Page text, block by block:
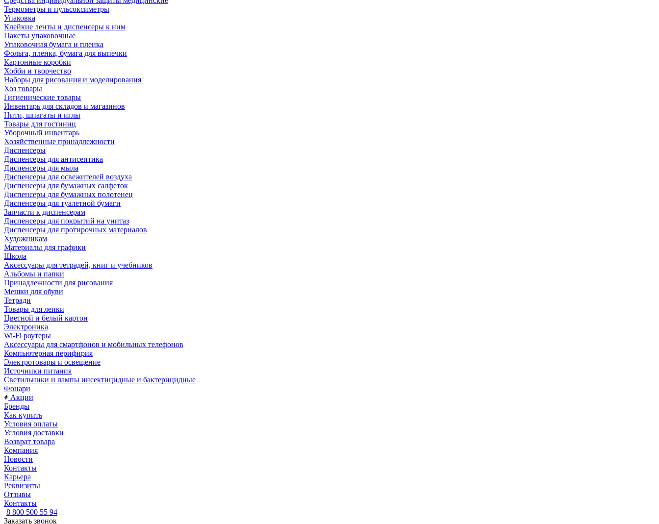
Термометры и пульсоксиметры
Упаковка
Клейкие ленты и диспенсеры к ним
Пакеты упаковочные
Упаковочная бумага и пленка
Фольга, пленка, бумага для выпечки
Картонные коробки
Хобби и творчество
Наборы для рисования и моделирования
Хоз товары
Гигиенические товары
Инвентарь для складов и магазинов
Нити, шпагаты и иглы
Товары для гостиниц
Уборочный инвентарь
Хозяйственные принадлежности
Диспенсеры
Диспенсеры для антисептика
Диспенсеры для мыла
Диспенсеры для освежителей воздуха
Диспенсеры для бумажных салфеток
Диспенсеры для бумажных полотенец
Диспенсеры для туалетной бумаги
Запчасти к диспенсерам
Диспенсеры для покрытий на унитаз
Диспенсеры для протирочных материалов
Художникам
Материалы для графики
Школа
Аксессуары для тетрадей, книг и учебников
Альбомы и папки
Принадлежности для рисования
Мешки для обуви
Тетради
Товары для лепки
Цветной и белый картон
Электроника
Wi-Fi роутеры
Аксессуары для смартфонов и мобильных телефонов
Компьютерная перифирия
Электротовары и освещение
Источники питания
Светильники и лампы инсектицидные и бактерицидные
Фонари
Акции
Бренды
Как купить
Условия оплаты
Условия доставки
Возврат товара
Компания
Новости
Контакты
Карьера
Реквизиты
Отзывы
Контакты
8 800 500 55 94
Заказать звонок